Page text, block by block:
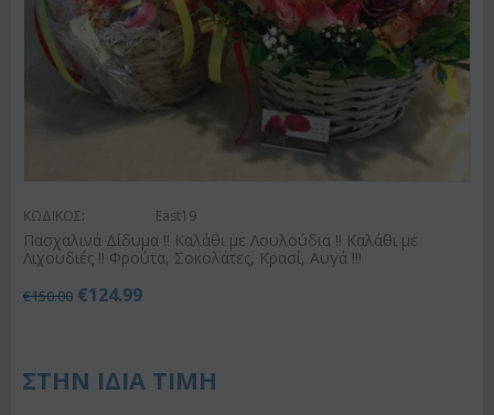
ΚΩΔΙΚΟΣ: East19
Πασχαλινά Δίδυμα !! Καλάθι με Λουλούδια !! Καλάθι με
Λιχουδιές !! Φρούτα, Σοκολάτες, Κρασί, Αυγά !!!
€150.00 €124.99
ΣΤΗΝ ΙΔΙΑ ΤΙΜΗ